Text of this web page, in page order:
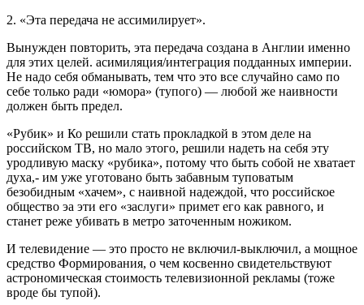
2. «Эта передача не ассимилирует».
Вынужден повторить, эта передача создана в Англии именно
для этих целей. асимиляция/интеграция подданных империи.
Не надо себя обманывать, тем что это все случайно само по
себе только ради «юмора» (тупого) — любой же наивности
должен быть предел.
«Рубик» и Ко решили стать прокладкой в этом деле на
российском ТВ, но мало этого, решили надеть на себя эту
уродливую маску «рубика», потому что быть собой не хватает
духа,- им уже уготовано быть забавным туповатым
безобидным «хачем», с наивной надеждой, что российское
общество эа эти его «заслуги» примет его как равного, и
станет реже убивать в метро заточенным ножиком.
И телевидение — это просто не включил-выключил, а мощное
средство Формирования, о чем косвенно свидетельствуют
астрономическая стоимость телевизионной рекламы (тоже
вроде бы тупой).